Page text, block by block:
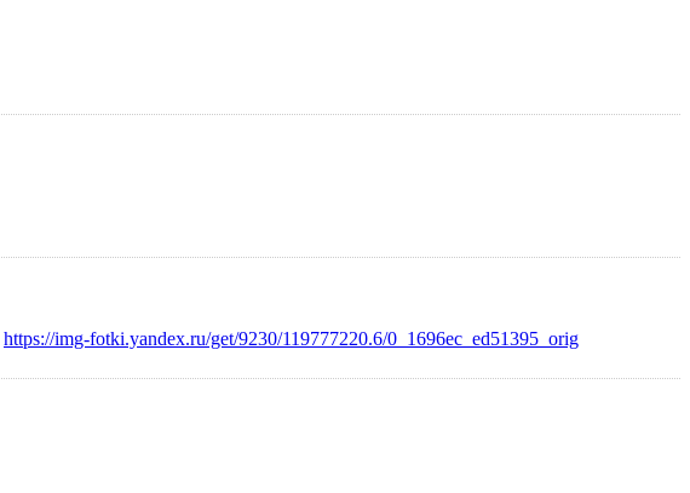
https://img-fotki.yandex.ru/get/9230/119777220.6/0_1696ec_ed51395_orig